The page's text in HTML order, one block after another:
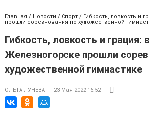
Главная / Новости / Спорт / Гибкость, ловкость и
прошли соревнования по художественной
Гибкость, ловкость и грация: в
Железногорске прошли
художественной гимнастике
ОЛЬГА ЛУНЁВА 23 Мая 2022 16:52